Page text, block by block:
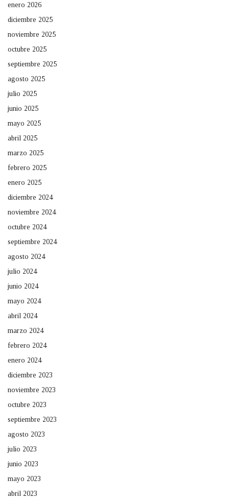
enero 2026
diciembre 2025
noviembre 2025
octubre 2025
septiembre 2025
agosto 2025
julio 2025
junio 2025
mayo 2025
abril 2025
marzo 2025
febrero 2025
enero 2025
diciembre 2024
noviembre 2024
octubre 2024
septiembre 2024
agosto 2024
julio 2024
junio 2024
mayo 2024
abril 2024
marzo 2024
febrero 2024
enero 2024
diciembre 2023
noviembre 2023
octubre 2023
septiembre 2023
agosto 2023
julio 2023
junio 2023
mayo 2023
abril 2023